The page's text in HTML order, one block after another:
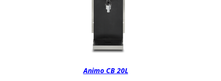
Animo CB 20L